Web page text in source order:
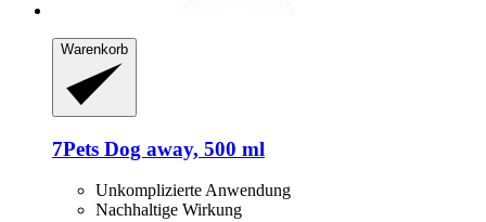
Warenkorb
7Pets Dog away, 500 ml
Unkomplizierte Anwendung
Nachhaltige Wirkung